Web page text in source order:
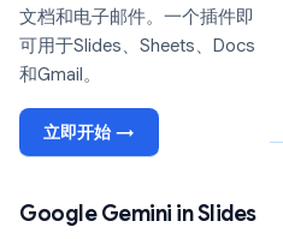
文档和电子邮件。一个插件即
可用于Slides、Sheets、Docs
和Gmail。
立即开始 →
Google Gemini in Slides